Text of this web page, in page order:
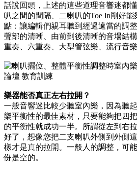
話說回頭，上述的這些道理音響迷都
叭之間的間隔、二喇叭的Toe In剛好
點：讓編輯們親耳聽到經過適當的調
聲部的清晰、由前到後清晰的音場結
重奏、六重奏、大型管弦樂、流行音
樂器能否真正左右拉開？
一般音響迷比較少聽室內樂，因為聽
樂平衡性的最佳素材，只要能夠把四
的平衡性就成功一半。所謂從左到右
好了，想像您把二支喇叭外側到外側
樣才是真的拉開。一般人的調整，可
份是空的。